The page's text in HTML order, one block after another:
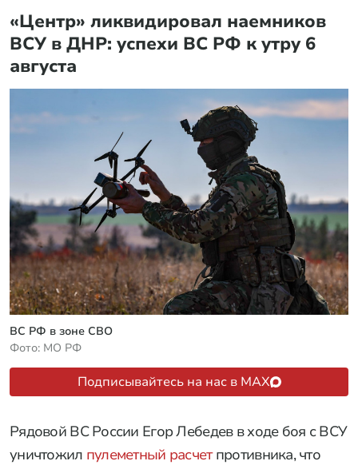
«Центр» ликвидировал наемников
ВСУ в ДНР: успехи ВС РФ к утру 6
августа
ВС РФ в зоне СВО
Фото: МО РФ
Подписывайтесь на нас в MAX
Рядовой ВС России Егор Лебедев в ходе боя с ВСУ
уничтожил пулеметный расчетпротивника, что